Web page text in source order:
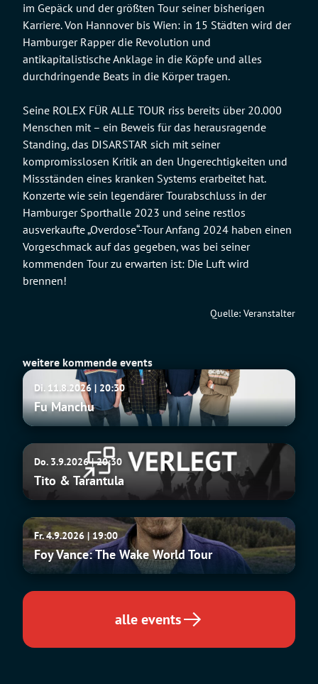
im Gepäck und der größten Tour seiner bisherigen
Karriere. Von Hannover bis Wien: in 15 Städten wird der
Hamburger Rapper die Revolution und
antikapitalistische Anklage in die Köpfe und alles
durchdringende Beats in die Körper tragen.
Seine ROLEX FÜR ALLE TOUR riss bereits über 20.000
Menschen mit – ein Beweis für das herausragende
Standing, das DISARSTAR sich mit seiner
kompromisslosen Kritik an den Ungerechtigkeiten und
Missständen eines kranken Systems erarbeitet hat.
Konzerte wie sein legendärer Tourabschluss in der
Hamburger Sporthalle 2023 und seine restlos
ausverkaufte „Overdose“-Tour Anfang 2024 haben einen
Vorgeschmack auf das gegeben, was bei seiner
kommenden Tour zu erwarten ist: Die Luft wird
brennen!
Quelle: Veranstalter
weitere kommende events
Fu
Manchu
Di. 11.8.2026 | 20:30
Fu Manchu
Tito
Tarantula
Do. 3.9.2026 | 20:30
Tito & Tarantula
Foy
Vance:
The
Wake
World
Fr. 4.9.2026 | 19:00
Foy Vance: The Wake World Tour
alle events